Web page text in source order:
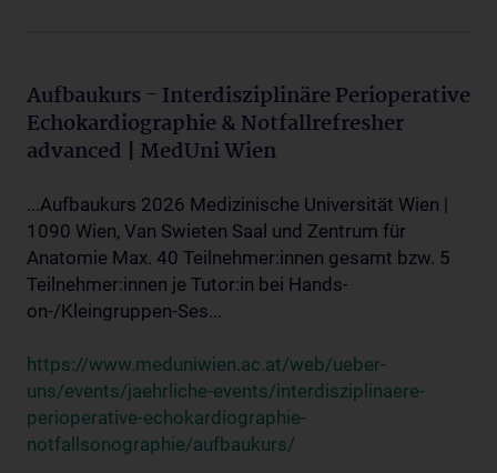
Aufbaukurs - Interdisziplinäre Perioperative
Echokardiographie & Notfallrefresher
advanced | MedUni Wien
...Aufbaukurs 2026 Medizinische Universität Wien |
1090 Wien, Van Swieten Saal und Zentrum für
Anatomie Max. 40 Teilnehmer:innen gesamt bzw. 5
Teilnehmer:innen je Tutor:in bei Hands-
on-/Kleingruppen-Ses...
https://www.meduniwien.ac.at/web/ueber-
uns/events/jaehrliche-events/interdisziplinaere-
perioperative-echokardiographie-
notfallsonographie/aufbaukurs/